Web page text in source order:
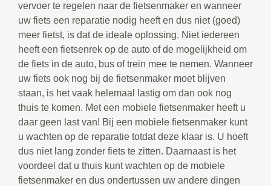
vervoer te regelen naar de fietsenmaker en wanneer
uw fiets een reparatie nodig heeft en dus niet (goed)
meer fietst, is dat de ideale oplossing. Niet iedereen
heeft een fietsenrek op de auto of de mogelijkheid om
de fiets in de auto, bus of trein mee te nemen. Wanneer
uw fiets ook nog bij de fietsenmaker moet blijven
staan, is het vaak helemaal lastig om dan ook nog
thuis te komen. Met een mobiele fietsenmaker heeft u
daar geen last van! Bij een mobiele fietsenmaker kunt
u wachten op de reparatie totdat deze klaar is. U hoeft
dus niet lang zonder fiets te zitten. Daarnaast is het
voordeel dat u thuis kunt wachten op de mobiele
fietsenmaker en dus ondertussen uw andere dingen